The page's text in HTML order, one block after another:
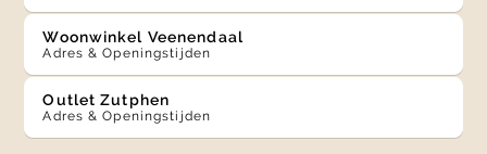
Woonwinkel Veenendaal
Adres & Openingstijden
Outlet Zutphen
Adres & Openingstijden